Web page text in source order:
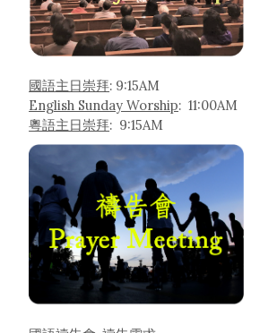
國語主日崇拜: 9:15AM
English Sunday Worship: 11:00AM
粵語主日崇拜: 9:15AM